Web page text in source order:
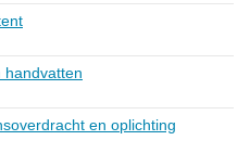
handvatten
en oplichting